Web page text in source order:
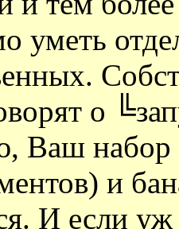
уметь
о
Ваш набор
и
И если